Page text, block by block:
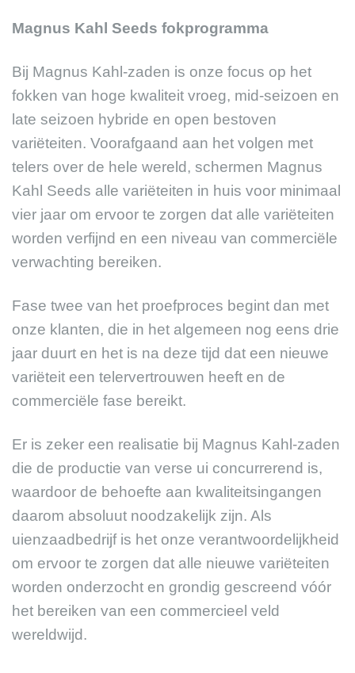
Magnus Kahl Seeds fokprogramma
Bij Magnus Kahl-zaden is onze focus op het
fokken van hoge kwaliteit vroeg, mid-seizoen en
late seizoen hybride en open bestoven
variëteiten. Voorafgaand aan het volgen met
telers over de hele wereld, schermen Magnus
Kahl Seeds alle variëteiten in huis voor minimaal
vier jaar om ervoor te zorgen dat alle variëteiten
worden verfijnd en een niveau van commerciële
verwachting bereiken.
Fase twee van het proefproces begint dan met
onze klanten, die in het algemeen nog eens drie
jaar duurt en het is na deze tijd dat een nieuwe
variëteit een telervertrouwen heeft en de
commerciële fase bereikt.
Er is zeker een realisatie bij Magnus Kahl-zaden
die de productie van verse ui concurrerend is,
waardoor de behoefte aan kwaliteitsingangen
daarom absoluut noodzakelijk zijn. Als
uienzaadbedrijf is het onze verantwoordelijkheid
om ervoor te zorgen dat alle nieuwe variëteiten
worden onderzocht en grondig gescreend vóór
het bereiken van een commercieel veld
wereldwijd.